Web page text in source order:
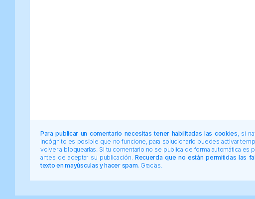
Para publicar un comentario necesitas tener habilitadas las cookies , si
incógnito es posible que no funcione, para solucionarlo puedes activar
volver a bloquearlas. Si tu comentario no se publica de forma automática
antes de aceptar su publicación. Recuerda que no están permitidas las
texto en mayúsculas y hacer spam. Gracias.